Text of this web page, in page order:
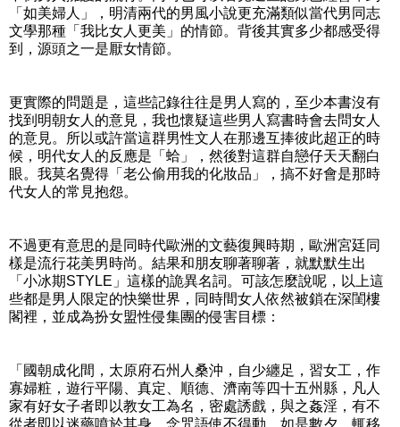
「如美婦人」，明清兩代的男風小說更充滿類似當代男同志
文學那種「我比女人更美」的情節。背後其實多少都感受得
到，源頭之一是厭女情節。
更實際的問題是，這些記錄往往是男人寫的，至少本書沒有
找到明朝女人的意見，我也懷疑這些男人寫書時會去問女人
的意見。所以或許當這群男性文人在那邊互捧彼此超正的時
候，明代女人的反應是「蛤」，然後對這群自戀仔天天翻白
眼。我莫名覺得「老公偷用我的化妝品」，搞不好會是那時
代女人的常見抱怨。
不過更有意思的是同時代歐洲的文藝復興時期，歐洲宮廷同
樣是流行花美男時尚。結果和朋友聊著聊著，就默默生出
「小冰期STYLE」這樣的詭異名詞。可該怎麼說呢，以上這
些都是男人限定的快樂世界，同時間女人依然被鎖在深閨樓
閣裡，並成為扮女盟性侵集團的侵害目標：
「國朝成化間，太原府石州人桑沖，自少纏足，習女工，作
寡婦粧，遊行平陽、真定、順德、濟南等四十五州縣，凡人
家有好女子者即以教女工為名，密處誘戲，與之姦淫，有不
從者即以迷藥噴於其身，念咒語使不得動，如是數夕，輒移